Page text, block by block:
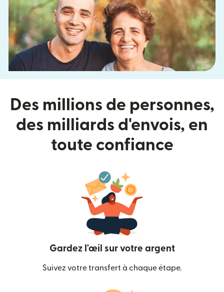
Des millions de personnes,
des milliards d'envois, en
toute confiance
Gardez l'œil sur votre argent
Suivez votre transfert à chaque étape.